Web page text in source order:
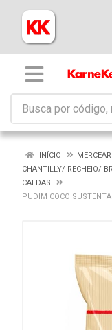
INÍCIO
CHANTILLY/ RECHEIO/
CALDAS
PUDIM COCO